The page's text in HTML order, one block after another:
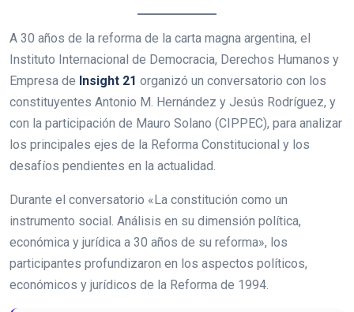
A 30 años de la reforma de la carta magna argentina, el
Instituto Internacional de Democracia, Derechos Humanos y
Empresa de Insight 21 organizó un conversatorio con los
constituyentes Antonio M. Hernández y Jesús Rodríguez, y
con la participación de Mauro Solano (CIPPEC), para analizar
los principales ejes de la Reforma Constitucional y los
desafíos pendientes en la actualidad.
Durante el conversatorio «La constitución como un
instrumento social. Análisis en su dimensión política,
económica y jurídica a 30 años de su reforma», los
participantes profundizaron en los aspectos políticos,
económicos y jurídicos de la Reforma de 1994.